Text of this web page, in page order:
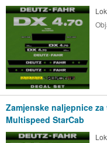
Zamjenske naljepnice za
Multispeed StarCab